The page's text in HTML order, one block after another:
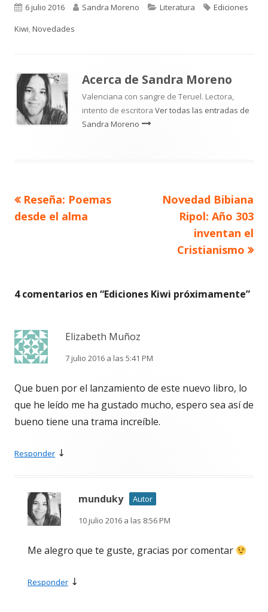
Publicado
el
6 julio 2016 Autor
Sandra Moreno Categorías
Literatura Etiquetas
Ediciones
Kiwi,Novedades
Acerca de Sandra Moreno
Valenciana con sangre de Teruel. Lectora,
intento de escritora Ver todas las entradas de
Sandra Moreno
Navegación
Artículo
anterior
Reseña: Poemas
desde el alma
Artículo
siguiente
Novedad Bibiana
Ripol: Año 303
inventan el
Cristianismo
4 comentarios en “Ediciones Kiwi próximamente”
Elizabeth Muñoz
7 julio 2016 a las 5:41 PM
Que buen por el lanzamiento de este nuevo libro, lo
que he leído me ha gustado mucho, espero sea así de
bueno tiene una trama increíble.
Responder ↓
munduky
Autor
10 julio 2016 a las 8:56 PM
Me alegro que te guste, gracias por comentar
Responder ↓